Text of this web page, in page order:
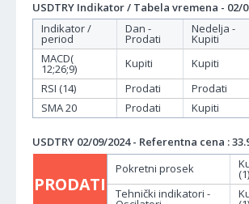
USDTRY Indikator / Tabela vremena - 02/
Indikator /
period
Dan -
Prodati
Nedelja -
Kupiti
MACD(
12;26;9) Kupiti Kupiti
RSI (14)
Prodati Prodati
SMA 20
Prodati Kupiti
USDTRY 02/09/2024 - Referentna cena :
PRODATI
Pokretni prosek (1)
Tehnički indikatori -